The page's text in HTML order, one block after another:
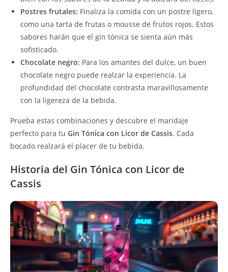
Postres frutales: Finaliza la comida con un postre ligero,
como una tarta de frutas o mousse de frutos rojos. Estos
sabores harán que el gin tónica se sienta aún más
sofisticado.
Chocolate negro: Para los amantes del dulce, un buen
chocolate negro puede realzar la experiencia. La
profundidad del chocolate contrasta maravillosamente
con la ligereza de la bebida.
Prueba estas combinaciones y descubre el maridaje
perfecto para tu Gin Tónica con Licor de Cassis. Cada
bocado realzará el placer de tu bebida.
Historia del Gin Tónica con Licor de
Cassis